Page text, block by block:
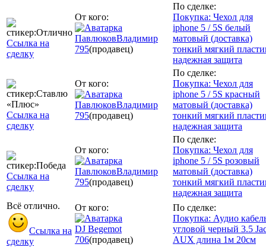
Ссылка на
сделку
От кого:
ПавлюковВладимир
795(продавец)
По сделке:
Покупка: Чехол для
iphone 5 / 5S белый
матовый (доставка)
тонкий мягкий
надежная защита
Ссылка на
сделку
От кого:
ПавлюковВладимир
795(продавец)
По сделке:
Покупка: Чехол для
iphone 5 / 5S красный
матовый (доставка)
тонкий мягкий
надежная защита
Ссылка на
сделку
От кого:
ПавлюковВладимир
795(продавец)
По сделке:
Покупка: Чехол для
iphone 5 / 5S розовый
матовый (доставка)
тонкий мягкий
надежная защита
Всё отлично.
Ссылка на
сделку
От кого:
DJ Begemot
706(продавец)
По сделке:
Покупка: Аудио
угловой черный 3.5
AUX длина 1м 20см